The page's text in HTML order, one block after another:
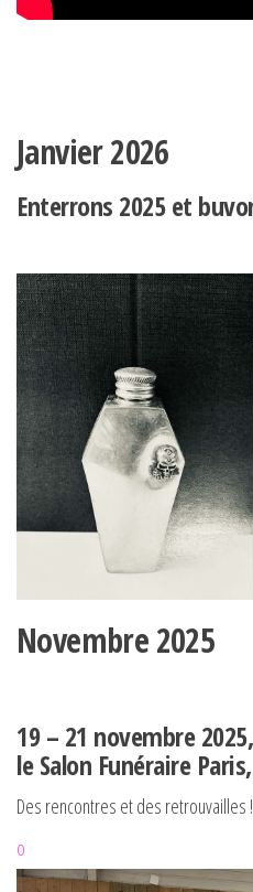
Janvier 2026
Enterrons 2025 et
Novembre 2025
19 – 21 novembre
le Salon Funéraire
Des rencontres et des retrouvailles !
o